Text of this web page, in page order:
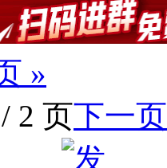
»
/ 2 页下一页